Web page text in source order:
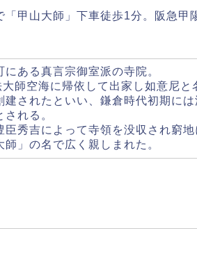
甲山大師」下車徒歩1分。阪急甲
ある真言宗御室派の寺院。
師空海に帰依して出家し如意尼と
されたといい、鎌倉時代初期には
れる。
秀吉によって寺領を没収され窮地
」の名で広く親しまれた。